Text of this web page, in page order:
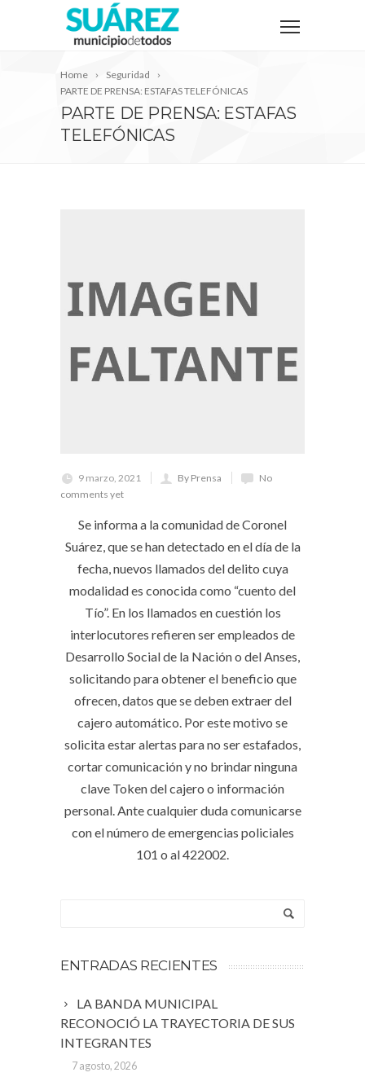
Home
Seguridad
PARTE DE PRENSA: ESTAFAS TELEFÓNICAS
PARTE DE PRENSA: ESTAFAS
TELEFÓNICAS
9 marzo, 2021 By Prensa
No
comments yet
Se informa a la comunidad de Coronel
Suárez, que se han detectado en el día de la
fecha, nuevos llamados del delito cuya
modalidad es conocida como “cuento del
Tío”. En los llamados en cuestión los
interlocutores refieren ser empleados de
Desarrollo Social de la Nación o del Anses,
solicitando para obtener el beneficio que
ofrecen, datos que se deben extraer del
cajero automático. Por este motivo se
solicita estar alertas para no ser estafados,
cortar comunicación y no brindar ninguna
clave Token del cajero o información
personal. Ante cualquier duda comunicarse
con el número de emergencias policiales
101 o al 422002.
ENTRADAS RECIENTES
LA BANDA MUNICIPAL
RECONOCIÓ LA TRAYECTORIA DE SUS
INTEGRANTES
7 agosto, 2026